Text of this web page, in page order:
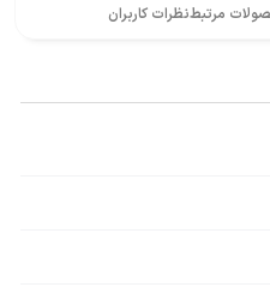
مرتبطنظرات کاربران